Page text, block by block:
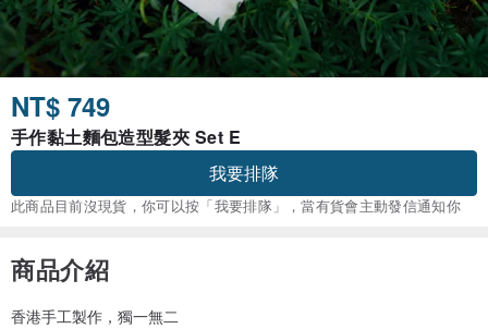
NT$ 749
手作黏土麵包造型髮夾 Set E
我要排隊
此商品目前沒現貨，你可以按「我要排隊」，當有貨會主動發信通知你
商品介紹
香港手工製作，獨一無二